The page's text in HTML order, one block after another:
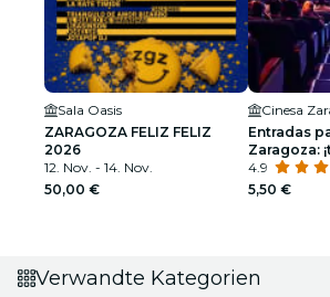
Sala Oasis
ZARAGOZA FELIZ FELIZ
2026
12. Nov. - 14. Nov.
50,00 €
Cinesa
Entradas
Zaragoza:
4.9
5,50 €
Verwandte Kategorien